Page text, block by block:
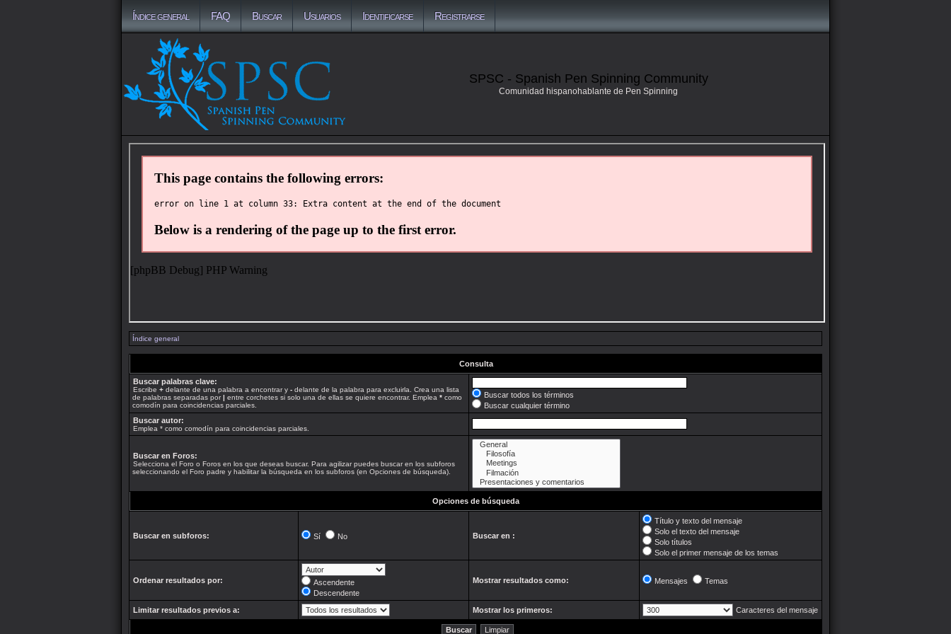
Índice general FAQ Buscar Usuarios Identificarse Registrarse
SPSC - Spanish Pen Spinning Community
Comunidad hispanohablante de Pen Spinning
Índice general
Consulta
Buscar palabras clave:
Escribe + delante de una palabra a encontrar y - delante de la palabra para excluirla. Crea una lista
de palabras separadas por| entre corchetes si solo una de ellas se quiere encontrar. Emplea * como
comodín para coincidencias parciales.
Buscar todos los términos
Buscar cualquier término
Buscar autor:
Emplea * como comodín para coincidencias parciales.
Buscar en Foros:
Selecciona el Foro o Foros en los que deseas buscar. Para agilizar puedes buscar en los subforos
seleccionando el Foro padre y habilitar la búsqueda en los subforos (en Opciones de búsqueda).
Opciones de búsqueda
Buscar en subforos: Sí No Buscar en :
Título y texto del mensaje
Solo el texto del mensaje
Solo títulos
Solo el primer mensaje de los temas
Ordenar resultados por:
Ascendente
Descendente
Mostrar resultados como: Mensajes Temas
Limitar resultados previos a: Mostrar los primeros: Caracteres del mensaje